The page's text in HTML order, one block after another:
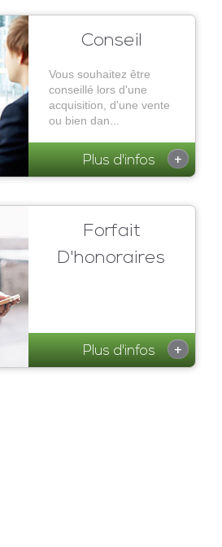
Conseil
Vous souhaitez être
conseillé lors d'une
acquisition, d'une vente
ou bien dan...
Plus d'infos +
Forfait
D'honoraires
Plus d'infos +